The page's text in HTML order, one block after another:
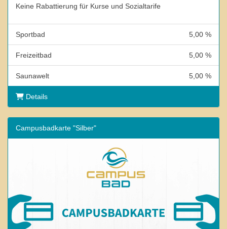
Keine Rabattierung für Kurse und Sozialtarife
Sportbad 5,00 %
Freizeitbad 5,00 %
Saunawelt 5,00 %
Details
Campusbadkarte "Silber"